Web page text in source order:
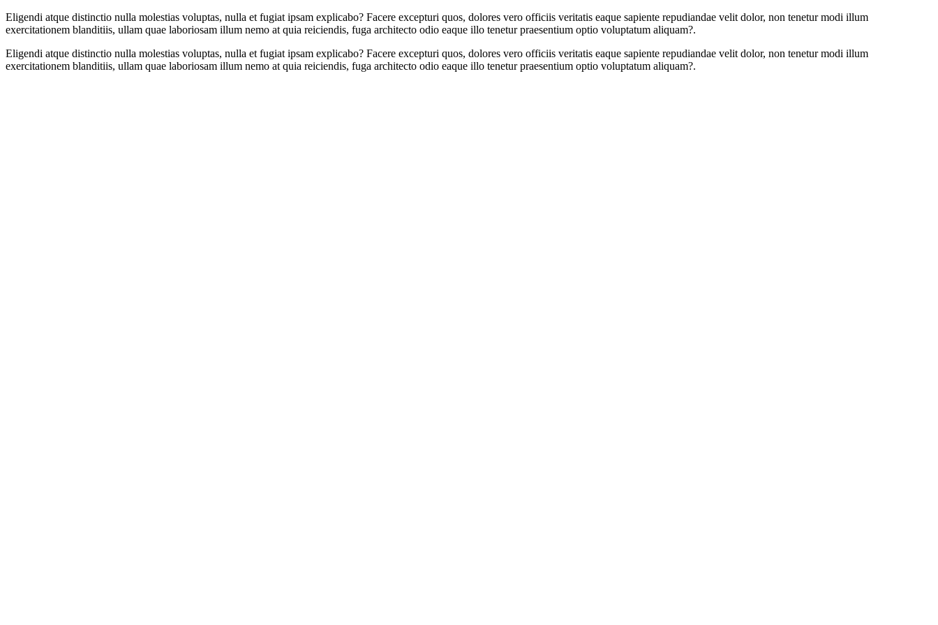
Eligendi atque distinctio nulla molestias voluptas, nulla et fugiat ipsam explicabo? Facere excepturi quos, dolores vero officiis veritatis eaque sapiente repudiandae velit dolor, non tenetur modi illum
exercitationem blanditiis, ullam quae laboriosam illum nemo at quia reiciendis, fuga architecto odio eaque illo tenetur praesentium optio voluptatum aliquam?.
Eligendi atque distinctio nulla molestias voluptas, nulla et fugiat ipsam explicabo? Facere excepturi quos, dolores vero officiis veritatis eaque sapiente repudiandae velit dolor, non tenetur modi illum
exercitationem blanditiis, ullam quae laboriosam illum nemo at quia reiciendis, fuga architecto odio eaque illo tenetur praesentium optio voluptatum aliquam?.